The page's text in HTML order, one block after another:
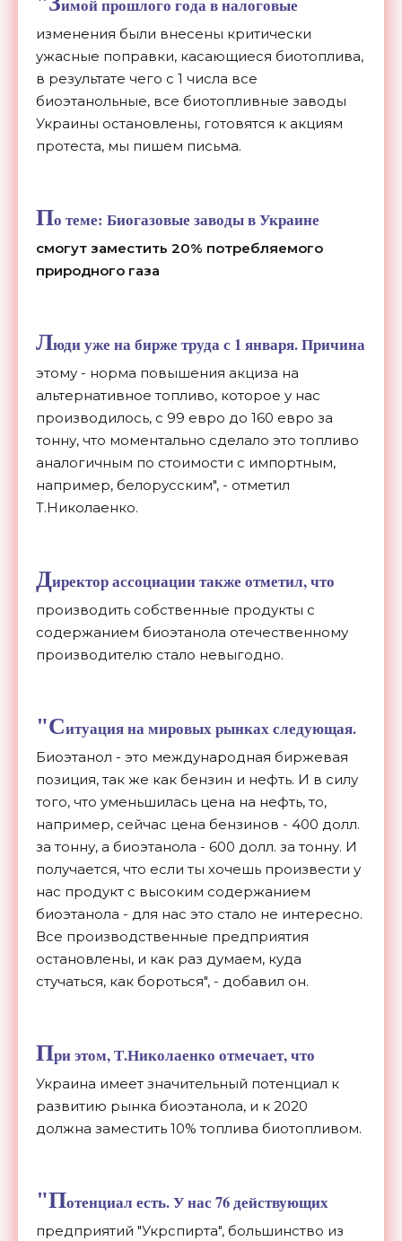
имой прошлого года в налоговые
изменения были внесены критически
ужасные поправки, касающиеся биотоплива,
в результате чего с 1 числа все
биоэтанольные, все биотопливные заводы
Украины остановлены, готовятся к акциям
протеста, мы пишем письма.
По теме: Биогазовые заводы в Украине
смогут заместить 20% потребляемого
природного газа
Люди уже на бирже труда с 1 января. Причина
этому - норма повышения акциза на
альтернативное топливо, которое у нас
производилось, с 99 евро до 160 евро за
тонну, что моментально сделало это топливо
аналогичным по стоимости с импортным,
например, белорусским", - отметил
Т.Николаенко.
Директор ассоциации также отметил, что
производить собственные продукты с
содержанием биоэтанола отечественному
производителю стало невыгодно.
"Ситуация на мировых рынках следующая.
Биоэтанол - это международная биржевая
позиция, так же как бензин и нефть. И в силу
того, что уменьшилась цена на нефть, то,
например, сейчас цена бензинов - 400 долл.
за тонну, а биоэтанола - 600 долл. за тонну. И
получается, что если ты хочешь произвести у
нас продукт с высоким содержанием
биоэтанола - для нас это стало не интересно.
Все производственные предприятия
остановлены, и как раз думаем, куда
стучаться, как бороться", - добавил он.
При этом, Т.Николаенко отмечает, что
Украина имеет значительный потенциал к
развитию рынка биоэтанола, и к 2020
должна заместить 10% топлива биотопливом.
"Потенциал есть. У нас 76 действующих
предприятий "Укрспирта", большинство из